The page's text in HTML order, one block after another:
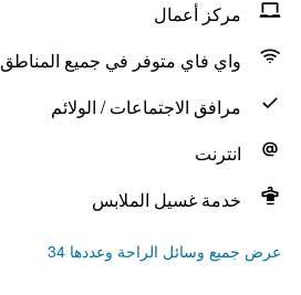
مركز أعمال
واي فاي متوفر في جميع المناطق
مرافق الاجتماعات / الولائم
انترنت
خدمة غسيل الملابس
عرض جميع وسائل الراحة وعددها 34